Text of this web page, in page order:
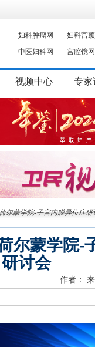
妇科肿瘤网
妇科宫
中医妇科网
宫腔镜网
视频中心 专家
尔蒙学院-子宫内膜异位症研
尔蒙学院-
研讨会
作者：